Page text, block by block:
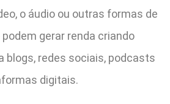
o áudio ou outras formas de
gerar renda criando
blogs, redes sociais, podcasts
digitais.